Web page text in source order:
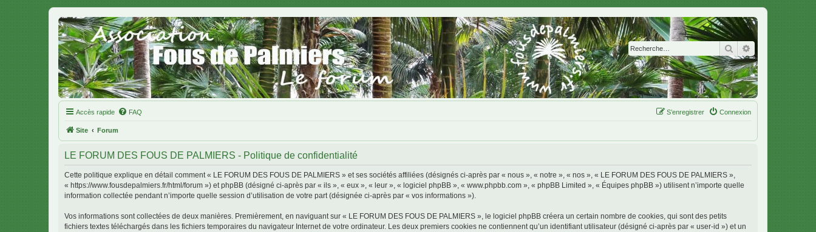
Rechercher
Accès rapide FAQ Connexion
S’enregistrer
Site Forum
LE FORUM DES FOUS DE PALMIERS - Politique de confidentialité
Cette politique explique en détail comment « LE FORUM DES FOUS DE PALMIERS » et ses sociétés affiliées (désignés ci-après par « nous », « notre », « nos », « LE FORUM DES FOUS DE PALMIERS »,
« https://www.fousdepalmiers.fr/html/forum ») et phpBB (désigné ci-après par « ils », « eux », « leur », « logiciel phpBB », « www.phpbb.com », « phpBB Limited », « Équipes phpBB ») utilisent n’importe quelle
information collectée pendant n’importe quelle session d’utilisation de votre part (désignée ci-après par « vos informations »).
Vos informations sont collectées de deux manières. Premièrement, en naviguant sur « LE FORUM DES FOUS DE PALMIERS », le logiciel phpBB créera un certain nombre de cookies, qui sont des petits
fichiers textes téléchargés dans les fichiers temporaires du navigateur Internet de votre ordinateur. Les deux premiers cookies ne contiennent qu’un identifiant utilisateur (désigné ci-après par « user-id ») et un